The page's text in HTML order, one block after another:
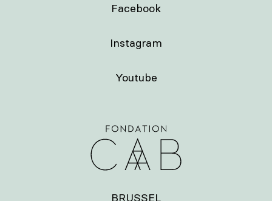
Facebook
Instagram
Youtube
BRUSSEL